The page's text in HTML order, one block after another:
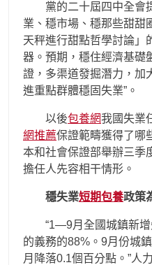
黨的二十屆四中全會
業、穩市場、穩那些甜甜
天秤進行甜點哲學討論」
器。預期，穩住經濟基礎
證，多渠道發掘潛力，加
進重點群體穩固失業”。
以後包養網我國失業
網推薦保證範疇獲得了哪
本和社會保證部舉辦三季
擔任人先容相干情形。
穩失業短期包養政策
“1—9月全國城鎮新
的義務的88%。9月份城
月降落0.1個百分點。”人